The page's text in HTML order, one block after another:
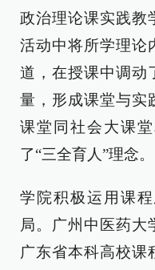
政治理论课实践教
活动中将所学理论
道，在授课中调动
量，形成课堂与实
课堂同社会大课
了“三全育人”理念。
学院积极运用课
局。广州中医药大
广东省本科高校课